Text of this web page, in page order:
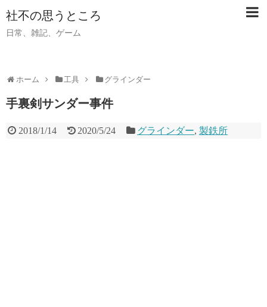
社不の思うところ
日常、雑記、ゲーム
ホーム 工具 グラインダー
手裏剣サンダー事件
2018/1/14 2020/5/24 グラインダー,製鉄所